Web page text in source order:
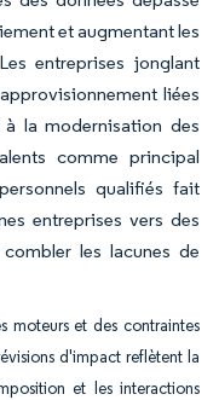
et augmentant les
entreprises jonglant
liées
la modernisation des
comme principal
qualifiés fait
entreprises vers des
les lacunes de
moteurs et des contraintes
d'impact reflètent la
et les interactions